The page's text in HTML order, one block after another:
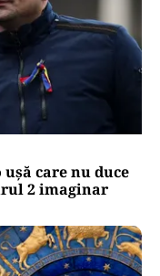
care nu duce
2 imaginar